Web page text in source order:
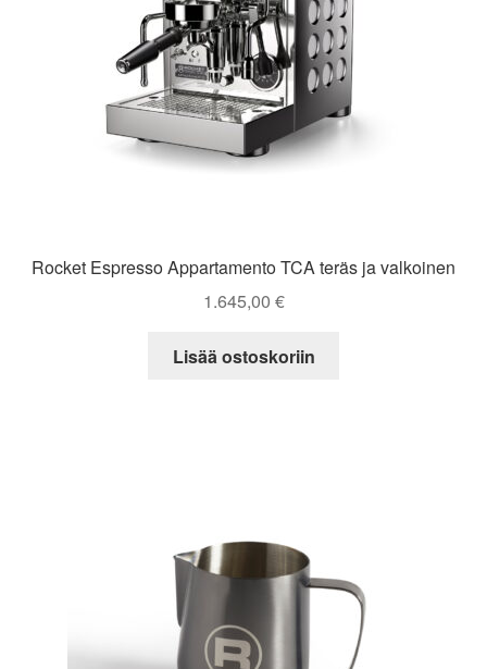
Rocket Espresso Appartamento TCA teräs ja valkoinen
1.645,00 €
Lisää ostoskoriin